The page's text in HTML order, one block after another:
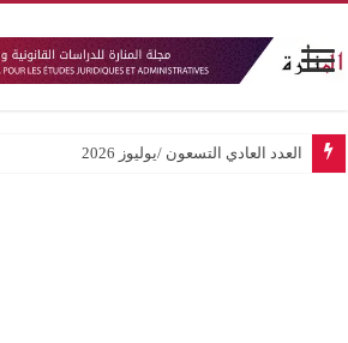
العدد العادي التسعون /يوليوز 2026